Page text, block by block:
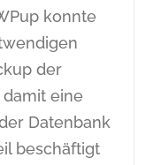
konnte
der
eine
Datenbank
beschäftigt